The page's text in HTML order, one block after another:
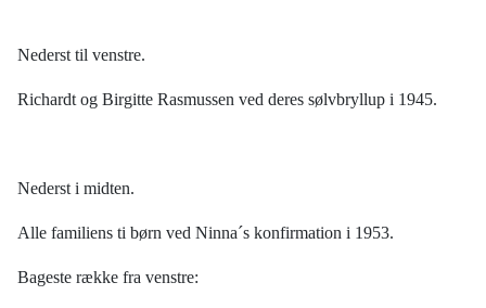
Nederst til venstre.
Richardt og Birgitte Rasmussen ved deres sølvbryllup i 1945.
Nederst i midten.
Alle familiens ti børn ved Ninna´s konfirmation i 1953.
Bageste række fra venstre: